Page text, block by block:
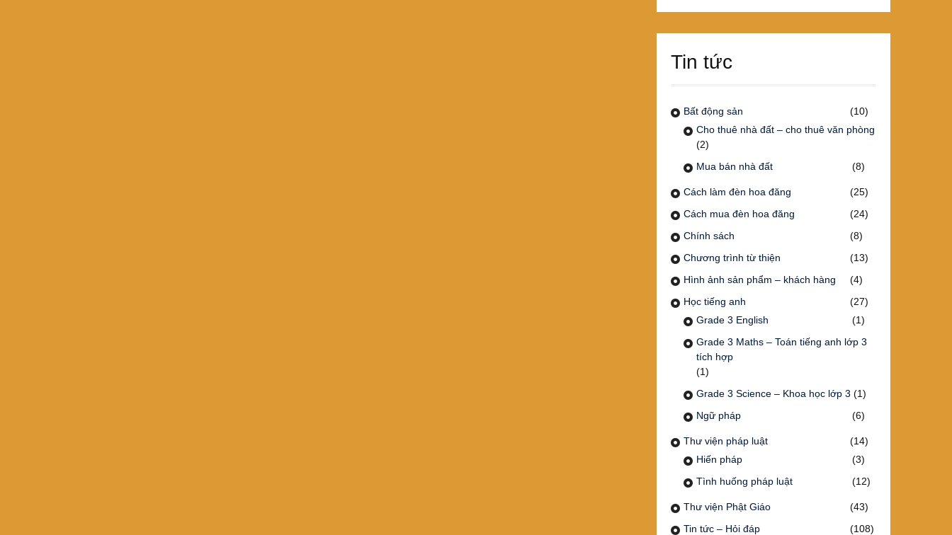
Tin tức
Bất động sản
(10)
Cho thuê nhà đất – cho thuê văn phòng
(2)
Mua bán nhà đất
(8)
Cách làm đèn hoa đăng
(25)
Cách mua đèn hoa đăng
(24)
Chính sách
(8)
Chương trình từ thiện
(13)
Hình ảnh sản phẩm – khách hàng
(4)
Học tiếng anh
(27)
Grade 3 English
(1)
Grade 3 Maths – Toán tiếng anh lớp 3
tích hợp
(1)
Grade 3 Science – Khoa học lớp 3 (1)
Ngữ pháp
(6)
Thư viện pháp luật
(14)
Hiến pháp
(3)
Tình huống pháp luật
(12)
Thư viện Phật Giáo
(43)
Tin tức – Hỏi đáp
(108)